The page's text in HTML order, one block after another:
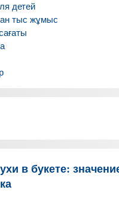
детей
тыс жұмыс
в букете: